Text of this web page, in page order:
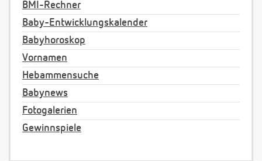
BMI-Rechner
Baby-Entwicklungskalender
Babyhoroskop
Vornamen
Hebammensuche
Babynews
Fotogalerien
Gewinnspiele